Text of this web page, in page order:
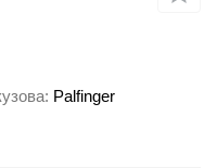
Palfinger